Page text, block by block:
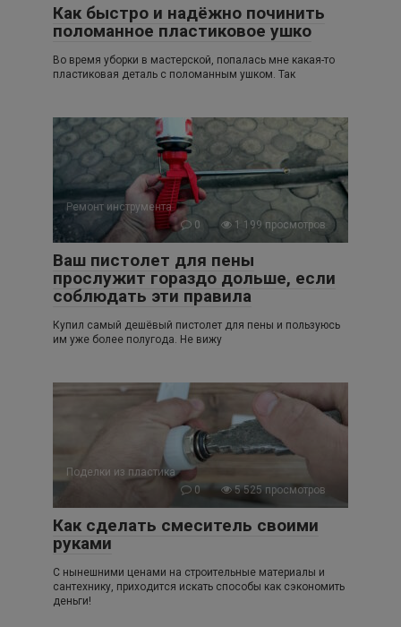
Как быстро и надёжно починить
поломанное пластиковое ушко
Во время уборки в мастерской, попалась мне какая-то
пластиковая деталь с поломанным ушком. Так
Ремонт инструмента
0
1 199 просмотров
Ваш пистолет для пены
прослужит гораздо дольше, если
соблюдать эти правила
Купил самый дешёвый пистолет для пены и пользуюсь
им уже более полугода. Не вижу
Поделки из пластика
0
5 525 просмотров
Как сделать смеситель своими
руками
С нынешними ценами на строительные материалы и
сантехнику, приходится искать способы как сэкономить
деньги!